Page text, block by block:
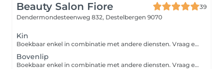
Beauty Salon Fiore
39
Dendermondesteenweg 832, Destelbergen 9070
Kin
Boekbaar enkel in combinatie met andere diensten. Vraag er naar in het salon.
Bovenlip
Boekbaar enkel in combinatie met andere diensten. Vraag er naar in het salon.